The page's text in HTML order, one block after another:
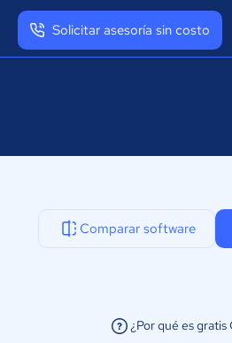
Solicitar asesoría sin costo
Comparar software
¿Por qué es